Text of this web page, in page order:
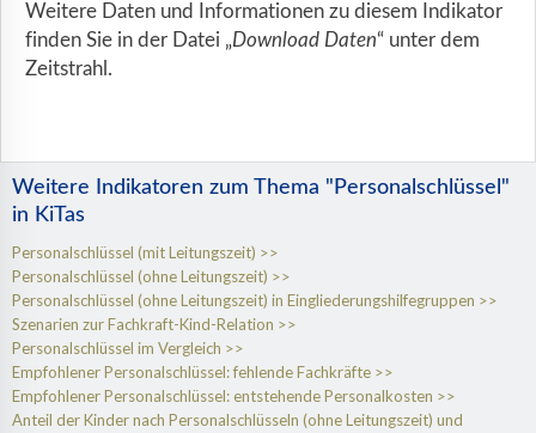
Weitere Daten und Informationen zu diesem Indikator
finden Sie in der Datei „Download Daten“ unter dem
Zeitstrahl.
Weitere Indikatoren zum Thema "Personalschlüssel"
in KiTas
Personalschlüssel (mit Leitungszeit)
Personalschlüssel (ohne Leitungszeit)
Personalschlüssel (ohne Leitungszeit) in Eingliederungshilfegruppen
Szenarien zur Fachkraft-Kind-Relation
Personalschlüssel im Vergleich
Empfohlener Personalschlüssel: fehlende Fachkräfte
Empfohlener Personalschlüssel: entstehende Personalkosten
Anteil der Kinder nach Personalschlüsseln (ohne Leitungszeit) und